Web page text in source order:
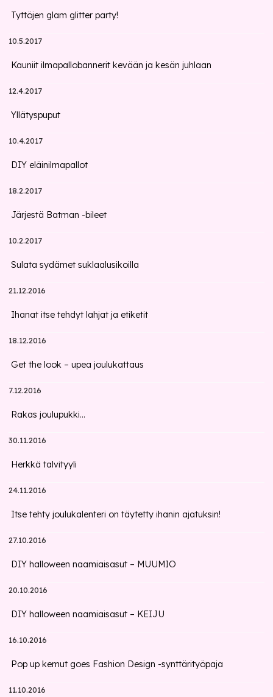
Tyttöjen glam glitter party!
10.5.2017
Kauniit ilmapallobannerit kevään ja kesän juhlaan
12.4.2017
Yllätyspuput
10.4.2017
DIY eläinilmapallot
18.2.2017
Järjestä Batman -bileet
10.2.2017
Sulata sydämet suklaalusikoilla
21.12.2016
Ihanat itse tehdyt lahjat ja etiketit
18.12.2016
Get the look – upea joulukattaus
7.12.2016
Rakas joulupukki...
30.11.2016
Herkkä talvityyli
24.11.2016
Itse tehty joulukalenteri on täytetty ihanin ajatuksin!
27.10.2016
DIY halloween naamiaisasut – MUUMIO
20.10.2016
DIY halloween naamiaisasut – KEIJU
16.10.2016
Pop up kemut goes Fashion Design -synttärityöpaja
11.10.2016